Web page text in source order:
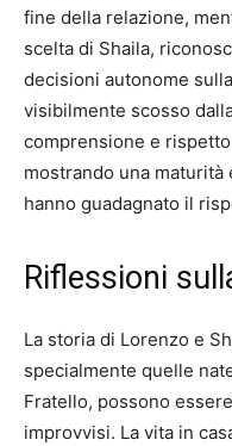
fine della relazione,
scelta di Shaila,
decisioni autonome
visibilmente scosso
comprensione e
mostrando una
hanno guadagnato il
Riflessioni
La storia di Lorenzo e
specialmente quelle
Fratello, possono
improvvisi. La vita in